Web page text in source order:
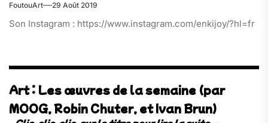
FoutouArt 29 Août 2019
Son Instagram : https://www.instagram.com/enkijoy/?hl=fr
Art : Les œuvres de la semaine (par
MOOG, Robin Chuter, et Ivan Brun)